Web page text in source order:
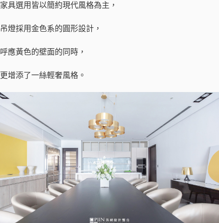
家具選用皆以簡約現代風格為主，
吊燈採用金色系的圓形設計，
呼應黃色的壁面的同時，
更增添了一絲輕奢風格。